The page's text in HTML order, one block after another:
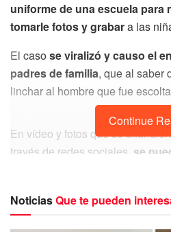
uniforme de una escuela para
tomarle fotos y grabara las
El casose viralizó y causo el
padres de familia, que al saber
linchar al hombre que fue
En vídeo y fotos que se
través de redes sociales, se
para luego sacarlo de la
Continue
NoticiasQue te pueden